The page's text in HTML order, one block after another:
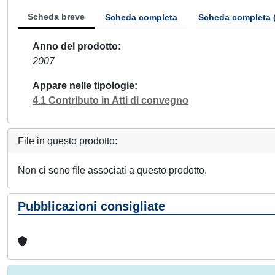
Scheda breve Scheda completa Scheda completa
Anno del prodotto
2007
Appare nelle tipologie
4.1 Contributo in Atti di convegno
File in questo prodotto:
Non ci sono file associati a questo prodotto.
Pubblicazioni consigliate